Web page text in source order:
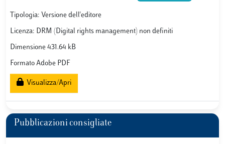
Tipologia: Versione dell'editore
Licenza: DRM (Digital rights management) non definiti
Dimensione 431.64 kB
Formato Adobe PDF
Visualizza/Apri
Pubblicazioni consigliate